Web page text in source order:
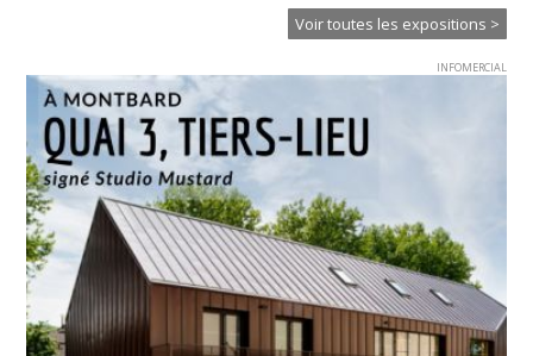
Voir toutes les expositions >
INFOMERCIAL